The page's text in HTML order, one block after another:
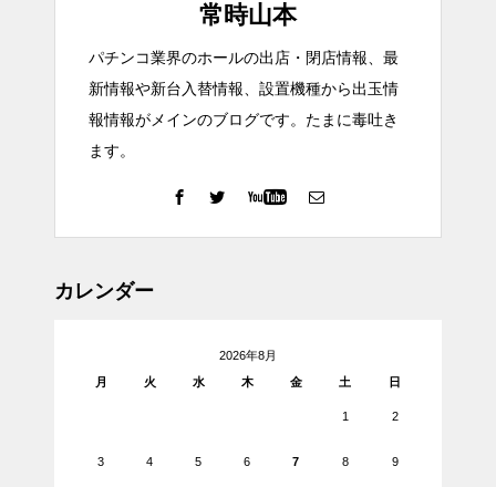
常時山本
パチンコ業界のホールの出店・閉店情報、最
新情報や新台入替情報、設置機種から出玉情
報情報がメインのブログです。たまに毒吐き
ます。
カレンダー
2026年8月
月
火 水 木 金 土 日
1 2
3 4 5 6 7 8 9